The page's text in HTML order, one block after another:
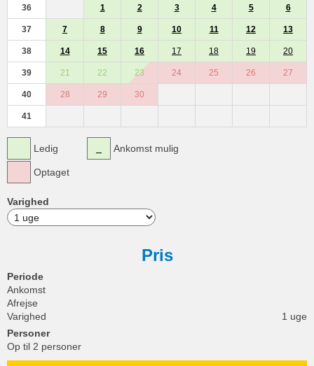
36 1 2 3 4 5 6
37 7 8 9 10 11 12 13
38 14 15 16 17 18 19 20
39 21 22 23 24 25 26 27
40 28 29 30
41
Ledig
Optaget
Ankomst mulig
Varighed
Pris
Periode
Ankomst
Afrejse
Varighed
1 uge
Personer
Op til 2 personer